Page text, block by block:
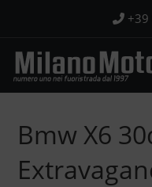
contenuto
+39
Bmw X6